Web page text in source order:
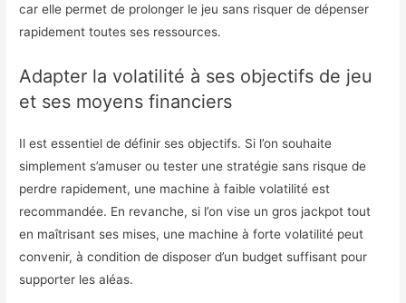
car elle permet de prolonger le jeu sans risquer de dépenser
rapidement toutes ses ressources.
Adapter la volatilité à ses objectifs de jeu
et ses moyens financiers
Il est essentiel de définir ses objectifs. Si l’on souhaite
simplement s’amuser ou tester une stratégie sans risque de
perdre rapidement, une machine à faible volatilité est
recommandée. En revanche, si l’on vise un gros jackpot tout
en maîtrisant ses mises, une machine à forte volatilité peut
convenir, à condition de disposer d’un budget suffisant pour
supporter les aléas.